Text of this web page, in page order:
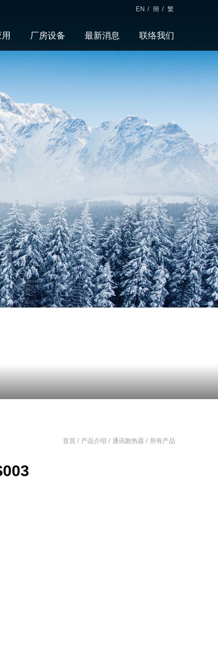
厂房设备 最新消息 联络我们
EN / 簡 / 繁
首頁 / 产品介绍 / 通讯散热器 / 所有产品